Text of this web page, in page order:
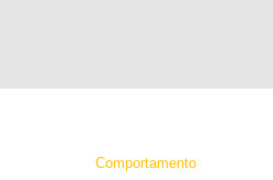
Comportamento